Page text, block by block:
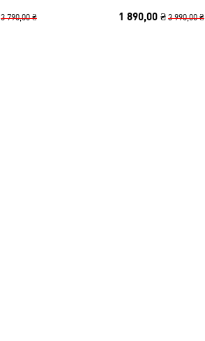
3 790,00 ₴ 1 890,00 ₴ 3 990,00 ₴